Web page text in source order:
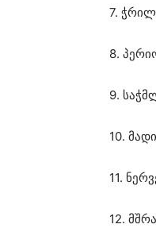
7.
8.
9.
10.
11.
12.